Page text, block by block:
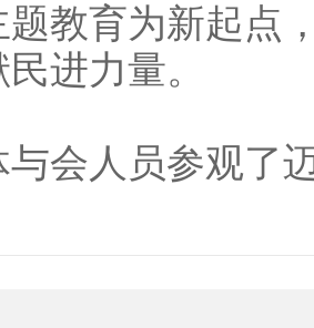
教育为新起点
进力量。
会人员参观了